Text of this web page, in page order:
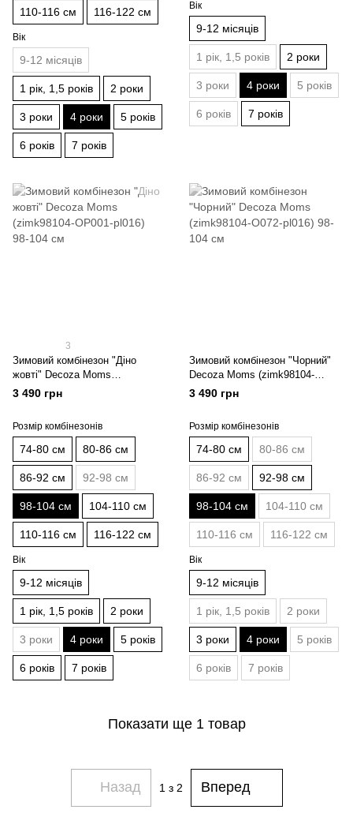
110-116 см 116-122 см
Вік
9-12 місяців
1 рік, 1,5 років 2 роки
3 роки 4 роки 5 років
6 років 7 років
Вік
9-12 місяців
1 рік, 1,5 років 2 роки
3 роки 4 роки 5 років
6 років 7 років
3
Зимовий комбінезон "Діно
жовті" Decoza Moms
(zimk98104-OP001-pl016) 98-
3 490 грн
Розмір комбінезонів
74-80 см 80-86 см
86-92 см 92-98 см
98-104 см 104-110 см
110-116 см 116-122 см
Вік
9-12 місяців
1 рік, 1,5 років 2 роки
3 роки 4 роки 5 років
6 років 7 років
Зимовий комбінезон "Чорний"
Decoza Moms (zimk98104-
O072-pl016) 98-104 см
3 490 грн
Розмір комбінезонів
74-80 см 80-86 см
86-92 см 92-98 см
98-104 см 104-110 см
110-116 см 116-122 см
Вік
9-12 місяців
1 рік, 1,5 років 2 роки
3 роки 4 роки 5 років
6 років 7 років
Показати ще 1 товар
Назад 1 з 2 Вперед